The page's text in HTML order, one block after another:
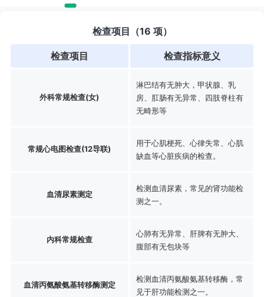
检查项目（16 项）
检查项目 检查指标意义
外科常规检查(女)
淋巴结有无肿大，甲状腺、乳
房、肛肠有无异常、四肢脊柱有
无畸形等
常规心电图检查(12导联)
用于心肌梗死、心律失常、心肌
缺血等心脏疾病的检查。
血清尿素测定
检测血清尿素，常见的肾功能检
测之一。
内科常规检查
心肺有无异常、肝脾有无肿大、
腹部有无包块等
血清丙氨酸氨基转移酶测定
检测血清丙氨酸氨基转移酶，常
见于肝功能检测之一。